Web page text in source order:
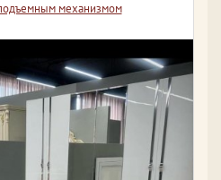
механизмом